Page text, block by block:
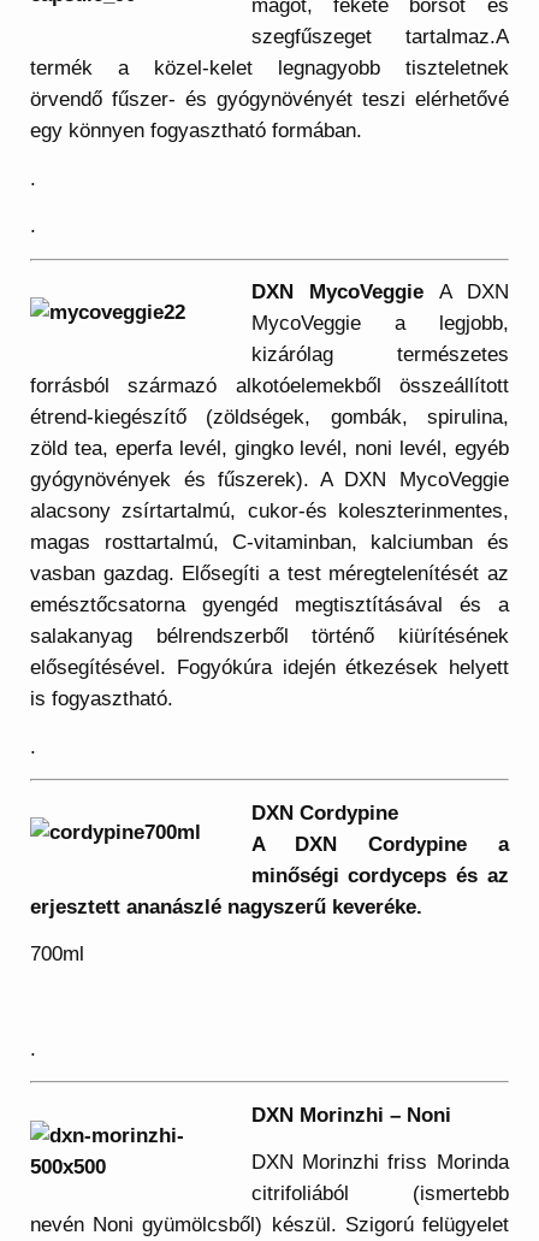
magot, fekete borsot és
szegfűszeget tartalmaz.A
termék a közel-kelet legnagyobb tiszteletnek
örvendő fűszer- és gyógynövényét teszi elérhetővé
egy könnyen fogyasztható formában.
.
.
DXN MycoVeggieA DXN
MycoVeggie a legjobb,
kizárólag természetes
forrásból származó alkotóelemekből összeállított
étrend-kiegészítő (zöldségek, gombák, spirulina,
zöld tea, eperfa levél, gingko levél, noni levél, egyéb
gyógynövények és fűszerek). A DXN MycoVeggie
alacsony zsírtartalmú, cukor-és koleszterinmentes,
magas rosttartalmú, C-vitaminban, kalciumban és
vasban gazdag. Elősegíti a test méregtelenítését az
emésztőcsatorna gyengéd megtisztításával és a
salakanyag bélrendszerből történő kiürítésének
elősegítésével. Fogyókúra idején étkezések helyett
is fogyasztható.
.
DXN Cordypine
A DXN Cordypine a
minőségi cordyceps és az
erjesztett ananászlé nagyszerű keveréke.
700ml
.
DXN Morinzhi – Noni
DXN Morinzhi friss Morinda
citrifoliából (ismertebb
nevén Noni gyümölcsből) készül. Szigorú felügyelet